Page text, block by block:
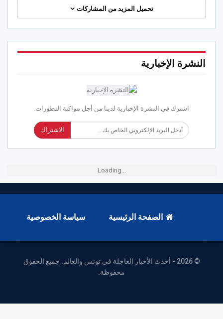
تحميل المزيد من المشاركات
النشرة الإخبارية
اشترك في النشرة الإخبارية لدينا من أجل مواكبة التطورات.
الاشتراك
Loading...
الصفحة الرئيسية سياسة الخصوصية
© 2026 - أحدث الأخبار العاجلة في تونس والعالم. جميع الحقوق
محفوظة.